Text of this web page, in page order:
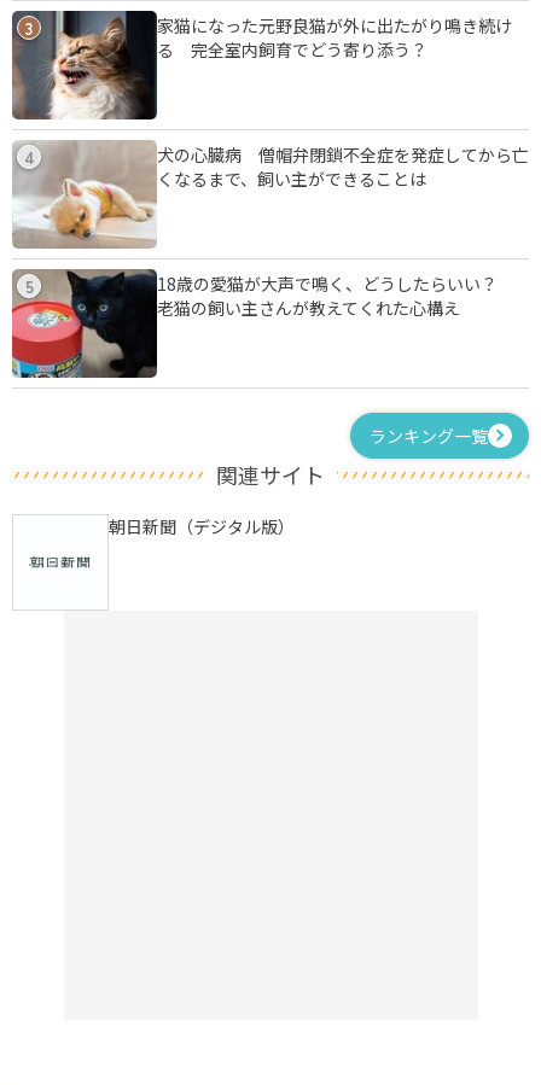
3
家猫になった元野良猫が外に出たがり鳴き続け
る 完全室内飼育でどう寄り添う？
4
犬の心臓病 僧帽弁閉鎖不全症を発症してから亡
くなるまで、飼い主ができることは
5
18歳の愛猫が大声で鳴く、どうしたらいい？
老猫の飼い主さんが教えてくれた心構え
ランキング一覧
関連サイト
朝日新聞（デジタル版）